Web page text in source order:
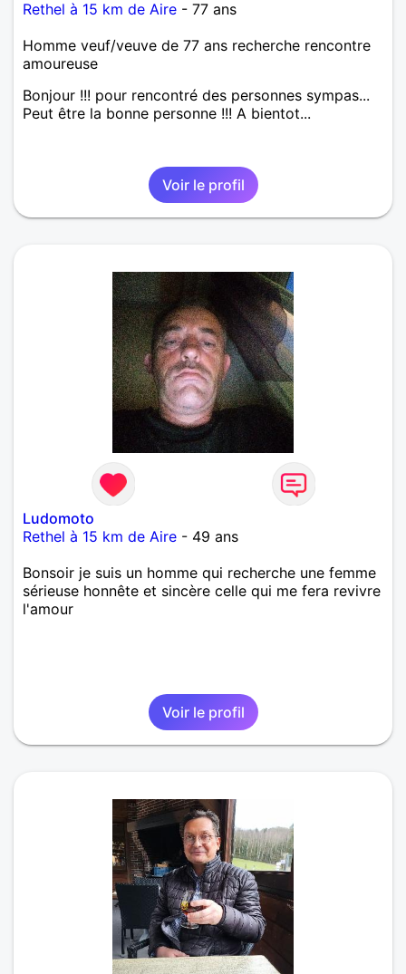
Rethel à 15 km de Aire - 77 ans
Homme veuf/veuve de 77 ans recherche rencontre
amoureuse
Bonjour !!! pour rencontré des personnes sympas...
Peut être la bonne personne !!! A bientot...
Voir le profil
Ludomoto
Rethel à 15 km de Aire - 49 ans
Bonsoir je suis un homme qui recherche une femme
sérieuse honnête et sincère celle qui me fera revivre
l'amour
Voir le profil